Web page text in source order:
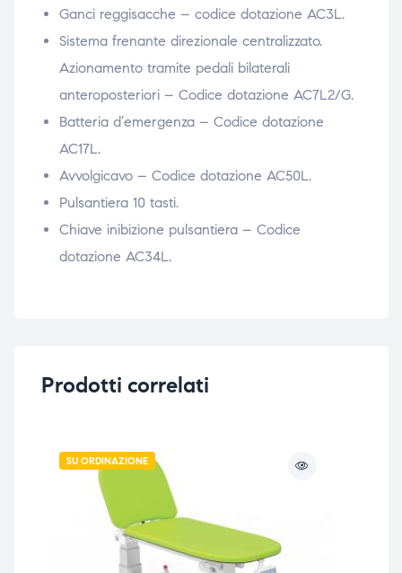
Ganci reggisacche – codice dotazione AC3L.
Sistema frenante direzionale centralizzato.
Azionamento tramite pedali bilaterali
anteroposteriori – Codice dotazione AC7L2/G.
Batteria d’emergenza – Codice dotazione
AC17L.
Avvolgicavo – Codice dotazione AC50L.
Pulsantiera 10 tasti.
Chiave inibizione pulsantiera – Codice
dotazione AC34L.
Prodotti correlati
SU ORDINAZIONE